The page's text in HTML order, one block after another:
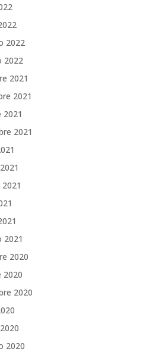
2022
2022
2021
2021
2021
2021
2020
2020
2020